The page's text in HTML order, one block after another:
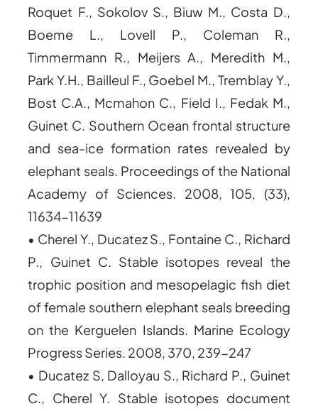
Roquet F., Sokolov S., Biuw M., Costa D.,
Boeme L., Lovell P., Coleman R.,
Timmermann R., Meijers A., Meredith M.,
Park Y.H., Bailleul F., Goebel M., Tremblay Y.,
Bost C.A., Mcmahon C., Field I., Fedak M.,
Guinet C. Southern Ocean frontal structure
and sea-ice formation rates revealed by
elephant seals. Proceedings of the National
Academy of Sciences. 2008, 105, (33),
11634-11639
• Cherel Y., Ducatez S., Fontaine C., Richard
P., Guinet C. Stable isotopes reveal the
trophic position and mesopelagic fish diet
of female southern elephant seals breeding
on the Kerguelen Islands. Marine Ecology
Progress Series. 2008, 370, 239-247
• Ducatez S, Dalloyau S., Richard P., Guinet
C., Cherel Y. Stable isotopes document